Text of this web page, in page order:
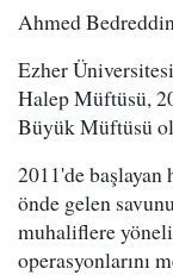
Ahmed
Ezher
Halep Müftüsü,
Büyük Müftüsü
2011'de başlayan
önde gelen
muhaliflere
operasyonlarını